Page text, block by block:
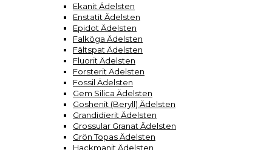
Ekanit Ädelsten
Enstatit Ädelsten
Epidot Ädelsten
Falköga Ädelsten
Fältspat Ädelsten
Fluorit Ädelsten
Forsterit Ädelsten
Fossil Ädelsten
Gem Silica Ädelsten
Goshenit (Beryll) Ädelsten
Grandidierit Ädelsten
Grossular Granat Ädelsten
Grön Topas Ädelsten
Hackmanit Ädelsten